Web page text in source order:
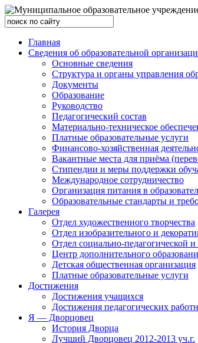
Главная
Сведения об образовательной
Основные сведения
Структура и органы управления
Документы
Образование
Руководство
Педагогический состав
Материально-техническое
Платные образовательные услуги
Финансово-хозяйственная
Вакантные места для приёма
Стипендии и меры поддержки
Международное сотрудничество
Организация питания в
Образовательные стандарты и
Галерея
Отдел художественного творчества
Отдел изобразительного и
Отдел социально-педагогической
Центр дополнительного
Детская общественная организация
Платные образовательные услуги
Достижения
Достижения учащихся
Достижения педагогических
Я — Дворцовец
История Дворца
Лучший Дворцовец 2012-2013 уч.г.